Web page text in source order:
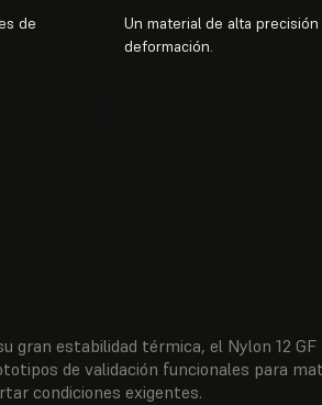
de
Un material de alta precisión
deformación.
gran estabilidad térmica, el Nylon 12
de validación funcionales para
condiciones exigentes.